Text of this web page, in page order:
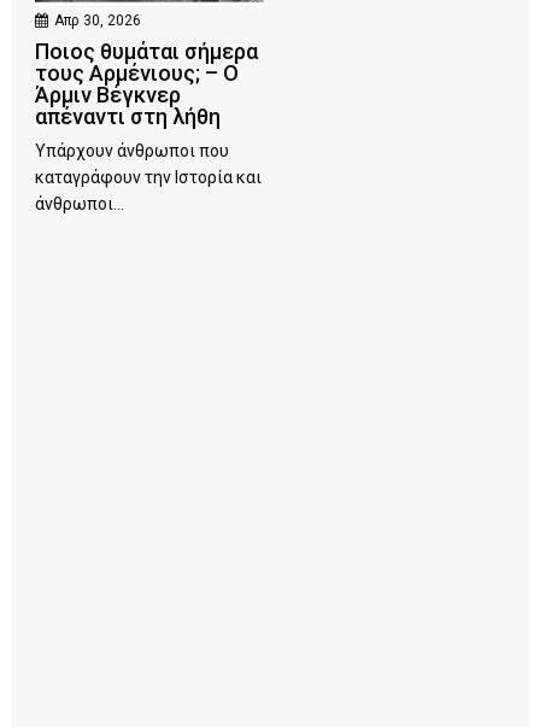
Απρ 30, 2026
Ποιος θυμάται σήμερα
τους Αρμένιους; – Ο
Άρμιν Βέγκνερ
απέναντι στη λήθη
Υπάρχουν άνθρωποι που
καταγράφουν την Ιστορία και
άνθρωποι...